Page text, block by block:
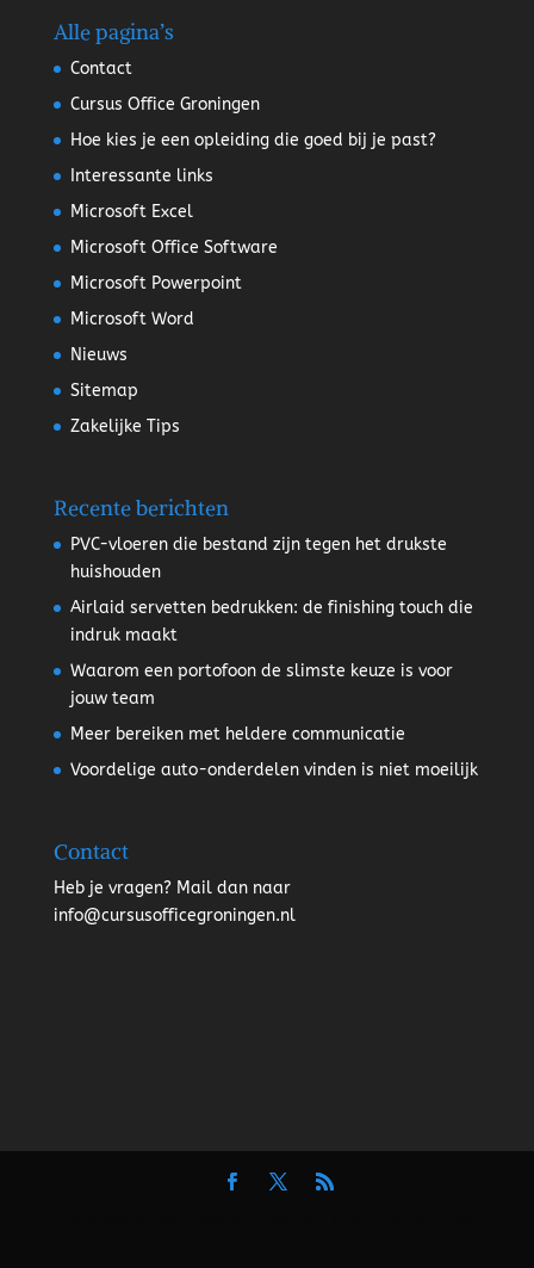
Alle pagina’s
Contact
Cursus Office Groningen
Hoe kies je een opleiding die goed bij je past?
Interessante links
Microsoft Excel
Microsoft Office Software
Microsoft Powerpoint
Microsoft Word
Nieuws
Sitemap
Zakelijke Tips
Recente berichten
PVC-vloeren die bestand zijn tegen het drukste
huishouden
Airlaid servetten bedrukken: de finishing touch die
indruk maakt
Waarom een portofoon de slimste keuze is voor
jouw team
Meer bereiken met heldere communicatie
Voordelige auto-onderdelen vinden is niet moeilijk
Contact
Heb je vragen? Mail dan naar
info@cursusofficegroningen.nl